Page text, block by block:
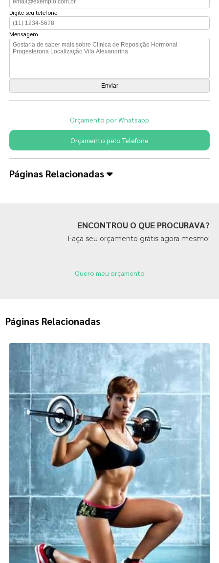
Digite seu telefone
Mensagem
Orçamento por Whatsapp
Orçamento pelo Telefone
Páginas Relacionadas
ENCONTROU O QUE PROCURAVA?
Faça seu orçamento grátis agora mesmo!
Quero meu orçamento
Páginas Relacionadas